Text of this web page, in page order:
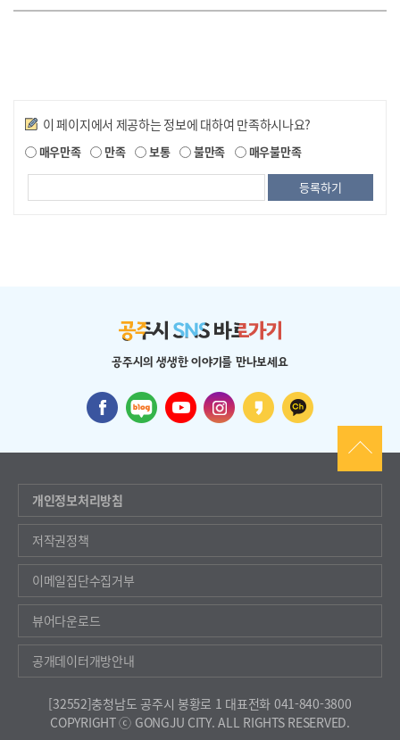
만족도조사
이 페이지에서 제공하는 정보에 대하여 만족하시나요?
매우만족 만족 보통 불만족 매우불만족
공주시의 생생한 이야기를 만나보세요
개인정보처리방침
저작권정책
이메일집단수집거부
뷰어다운로드
공개데이터개방안내
[32552]충청남도 공주시 봉황로 1 대표전화 041-840-3800
COPYRIGHT ⓒ GONGJU CITY. ALL RIGHTS RESERVED.